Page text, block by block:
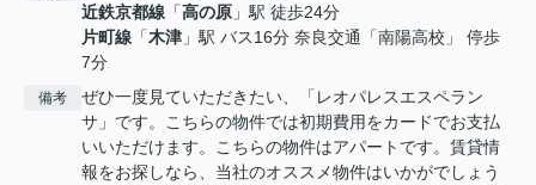
近鉄京都線 「高の原 」駅 徒歩24分
片町線 「木津 」駅 バス16分 奈良交通「南陽高校」 停歩
7分
備考
ぜひ一度見ていただきたい、「レオパレスエスペラン
サ」です。こちらの物件では初期費用をカードでお支払
いいただけます。こちらの物件はアパートです。賃貸情
報をお探しなら、当社のオススメ物件はいかがでしょう